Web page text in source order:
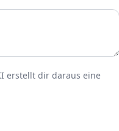
erstellt dir daraus eine